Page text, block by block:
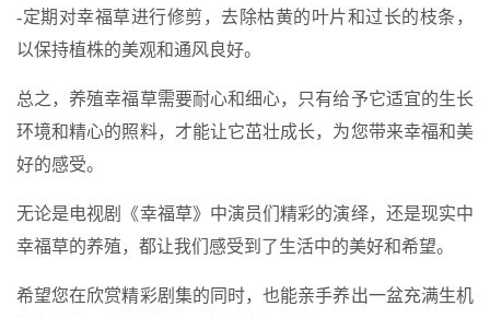
-定期对幸福草进行修剪，去除枯黄的叶片和过长的枝条，
以保持植株的美观和通风良好。
总之，养殖幸福草需要耐心和细心，只有给予它适宜的生长
环境和精心的照料，才能让它茁壮成长，为您带来幸福和美
好的感受。
无论是电视剧《幸福草》中演员们精彩的演绎，还是现实中
幸福草的养殖，都让我们感受到了生活中的美好和希望。
希望您在欣赏精彩剧集的同时，也能亲手养出一盆充满生机